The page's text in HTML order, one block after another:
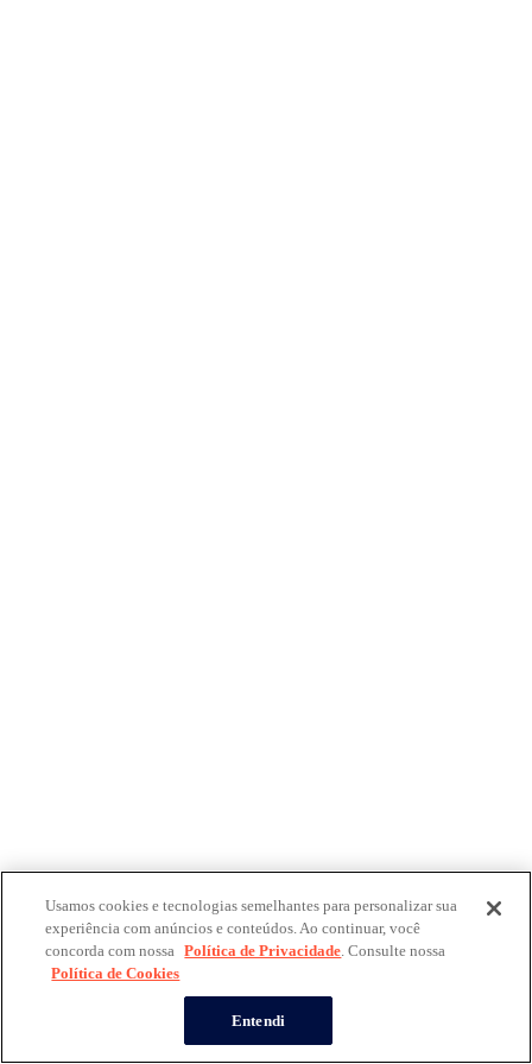
Usamos cookies e tecnologias semelhantes para personalizar sua
experiência com anúncios e conteúdos. Ao continuar, você
concorda com nossa Política de Privacidade. Consulte nossa
Política de Cookies
Entendi